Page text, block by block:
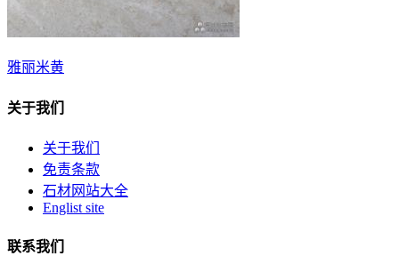
雅丽米黄
关于我们
关于我们
免责条款
石材网站大全
Englist site
联系我们